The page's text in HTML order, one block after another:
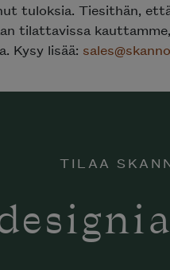
tuloksia. Tiesithän,
tilattavissa
Kysy lisää:
TILAA